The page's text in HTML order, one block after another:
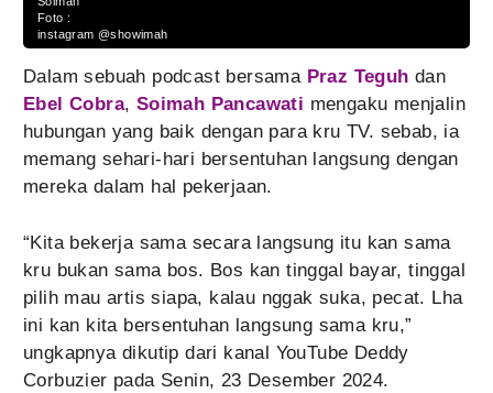
Foto :
instagram @showimah
Dalam sebuah podcast bersama Praz Teguh dan
Ebel Cobra, Soimah Pancawati mengaku menjalin
hubungan yang baik dengan para kru TV. sebab, ia
memang sehari-hari bersentuhan langsung dengan
mereka dalam hal pekerjaan.
“Kita bekerja sama secara langsung itu kan sama
kru bukan sama bos. Bos kan tinggal bayar, tinggal
pilih mau artis siapa, kalau nggak suka, pecat. Lha
ini kan kita bersentuhan langsung sama kru,”
ungkapnya dikutip dari kanal YouTube Deddy
Corbuzier pada Senin, 23 Desember 2024.